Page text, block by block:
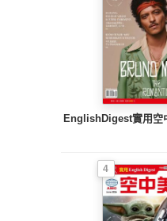
EnglishDigest實用空
4